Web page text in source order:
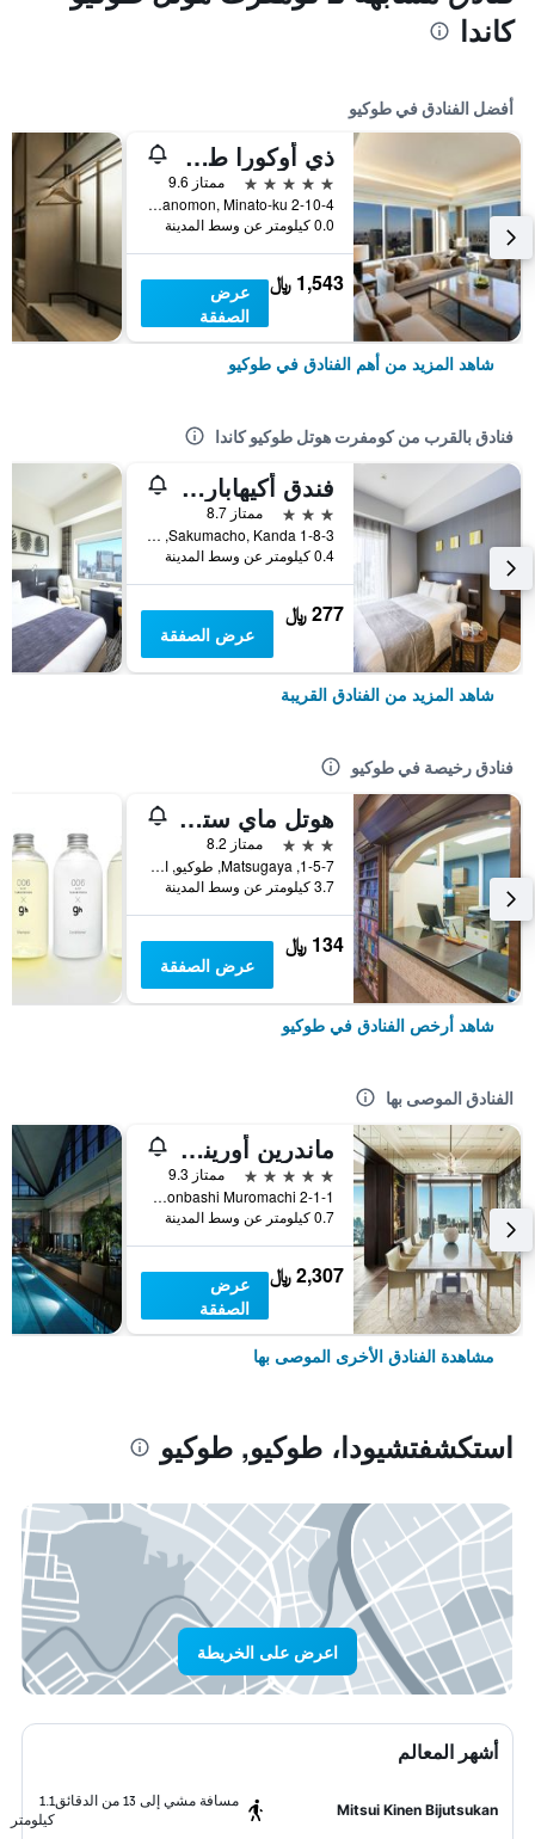
كاندا
أفضل الفنادق في طوكيو
ذي أوكورا طوكيو
5 نجوم
ممتاز 9.6
2-10-4 Toranomon, Minato-ku, طوكيو, اليابان
0.0 كيلومتر عن وسط المدينة
1,543 ﷼
عرض
الصفقة
شاهد المزيد من أهم الفنادق في طوكيو
فنادق بالقرب من كومفرت هوتل طوكيو كاندا
فندق أكيهابارا واشنطن
3 نجوم
ممتاز 8.7
1-8-3 Sakumacho, Kanda, طوكيو, اليابان
0.4 كيلومتر عن وسط المدينة
277 ﷼
عرض الصفقة
شاهد المزيد من الفنادق القريبة
فنادق رخيصة في طوكيو
هوتل ماي ستايز أوينو إناريتشو
3 نجوم
ممتاز 8.2
1-5-7, Matsugaya, طوكيو, اليابان
3.7 كيلومتر عن وسط المدينة
134 ﷼
عرض الصفقة
شاهد أرخص الفنادق في طوكيو
الفنادق الموصى بها
ماندرين أورينتال، طوكيو
5 نجوم
ممتاز 9.3
2-1-1 Nihonbashi Muromachi, طوكيو, اليابان
0.7 كيلومتر عن وسط المدينة
2,307 ﷼
عرض
الصفقة
مشاهدة الفنادق الأخرى الموصى بها
استكشفتشيودا، طوكيو, طوكيو
اعرض على الخريطة
أشهر المعالم
Mitsui Kinen Bijutsukan
مسافة مشي إلى 13 من الدقائق
1.1
كيلومتر